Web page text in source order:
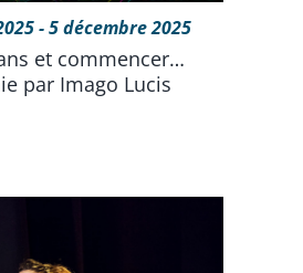
-5 décembre 2025
et commencer…
par Imago Lucis